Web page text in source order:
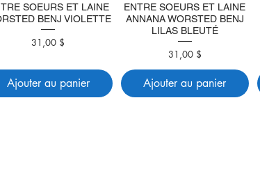
SOEURS ET LAINE
BENJ VIOLETTE
Prix
31,00 $
Ajouter au panier
ENTRE SOEURS ET LAINE
ANNANA WORSTED BENJ
LILAS BLEUTÉ
Prix
31,00 $
Ajouter au panier